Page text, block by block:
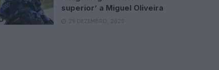
superior’ a Miguel Oliveira